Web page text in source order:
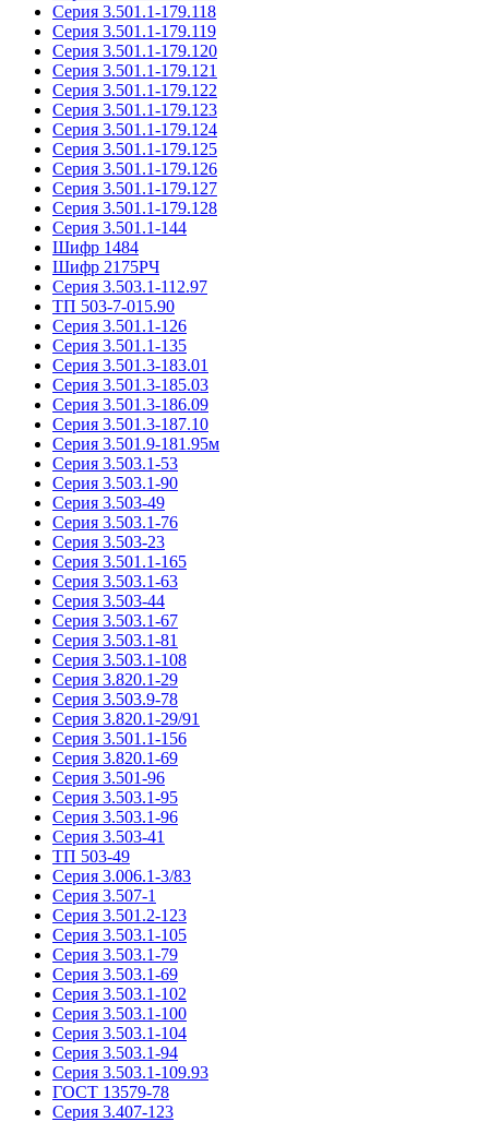
Серия 3.501.1-179.118
Серия 3.501.1-179.119
Серия 3.501.1-179.120
Серия 3.501.1-179.121
Серия 3.501.1-179.122
Серия 3.501.1-179.123
Серия 3.501.1-179.124
Серия 3.501.1-179.125
Серия 3.501.1-179.126
Серия 3.501.1-179.127
Серия 3.501.1-179.128
Серия 3.501.1-144
Шифр 1484
Шифр 2175РЧ
Серия 3.503.1-112.97
ТП 503-7-015.90
Серия 3.501.1-126
Серия 3.501.1-135
Серия 3.501.3-183.01
Серия 3.501.3-185.03
Серия 3.501.3-186.09
Серия 3.501.3-187.10
Серия 3.501.9-181.95м
Серия 3.503.1-53
Серия 3.503.1-90
Серия 3.503-49
Серия 3.503.1-76
Серия 3.503-23
Серия 3.501.1-165
Серия 3.503.1-63
Серия 3.503-44
Серия 3.503.1-67
Серия 3.503.1-81
Серия 3.503.1-108
Серия 3.820.1-29
Серия 3.503.9-78
Серия 3.820.1-29/91
Серия 3.501.1-156
Серия 3.820.1-69
Серия 3.501-96
Серия 3.503.1-95
Серия 3.503.1-96
Серия 3.503-41
ТП 503-49
Серия 3.006.1-3/83
Серия 3.507-1
Серия 3.501.2-123
Серия 3.503.1-105
Серия 3.503.1-79
Серия 3.503.1-69
Серия 3.503.1-102
Серия 3.503.1-100
Серия 3.503.1-104
Серия 3.503.1-94
Серия 3.503.1-109.93
ГОСТ 13579-78
Серия 3.407-123